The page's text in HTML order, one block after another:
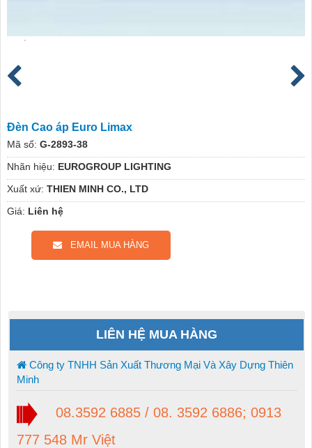
Đèn Cao áp Euro Limax
Mã số: G-2893-38
Nhãn hiệu: EUROGROUP LIGHTING
Xuất xứ: THIEN MINH CO., LTD
Giá: Liên hệ
EMAIL MUA HÀNG
LIÊN HỆ MUA HÀNG
Công ty TNHH Sản Xuất Thương Mại Và Xây Dựng Thiên
Minh
08.3592 6885 / 08. 3592 6886; 0913
777 548 Mr Việt